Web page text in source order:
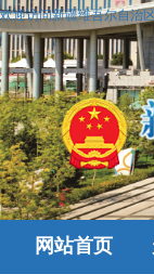
欢迎访问新疆维吾尔自治
网站首页